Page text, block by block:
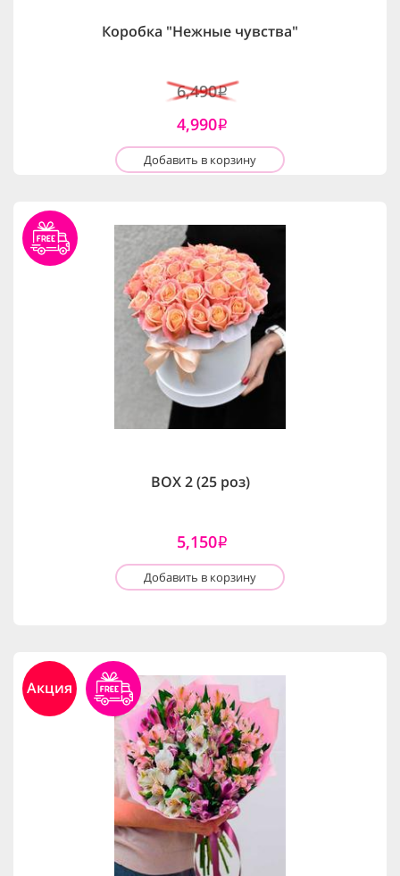
Коробка "Нежные чувства"
6,490i
4,990i
Добавить в корзину
BOX 2 (25 роз)
5,150i
Добавить в корзину
Акция